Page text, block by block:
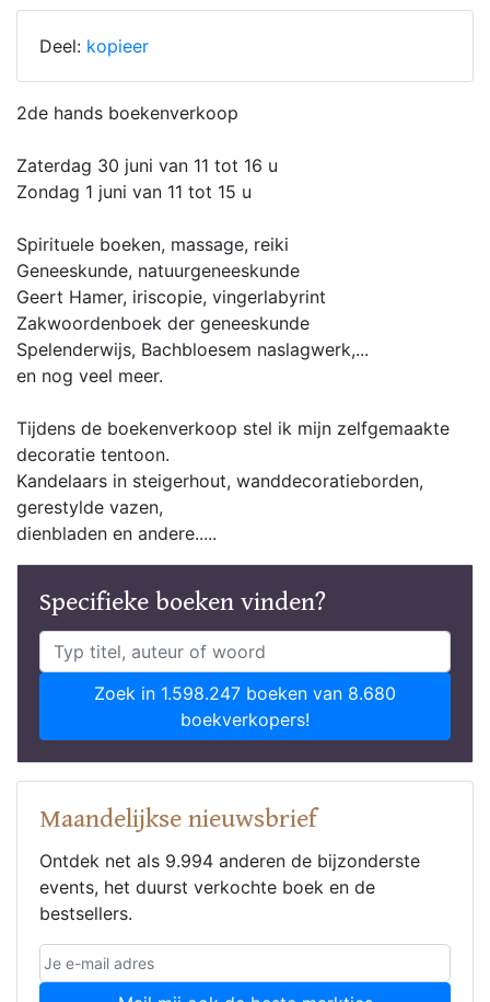
Deel: kopieer
2de hands boekenverkoop
Zaterdag 30 juni van 11 tot 16 u
Zondag 1 juni van 11 tot 15 u
Spirituele boeken, massage, reiki
Geneeskunde, natuurgeneeskunde
Geert Hamer, iriscopie, vingerlabyrint
Zakwoordenboek der geneeskunde
Spelenderwijs, Bachbloesem naslagwerk,...
en nog veel meer.
Tijdens de boekenverkoop stel ik mijn zelfgemaakte
decoratie tentoon.
Kandelaars in steigerhout, wanddecoratieborden,
gerestylde vazen,
dienbladen en andere.....
Specifieke boeken vinden?
Zoek in 1.598.247 boeken van 8.680
boekverkopers!
Maandelijkse nieuwsbrief
Ontdek net als 9.994 anderen de bijzonderste
events, het duurst verkochte boek en de
bestsellers.